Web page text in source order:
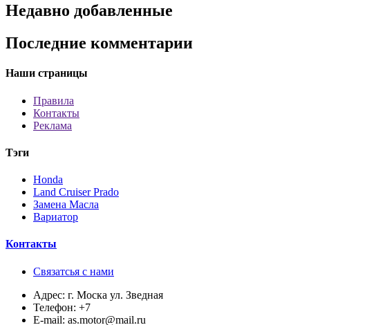
Недавно добавленные
Последние комментарии
Наши страницы
Правила
Контакты
Реклама
Тэги
Honda
Land Cruiser Prado
Замена Масла
Вариатор
Контакты
Связатсья с нами
Адрес: г. Моска ул. Зведная
Телефон: +7
E-mail: as.motor@mail.ru